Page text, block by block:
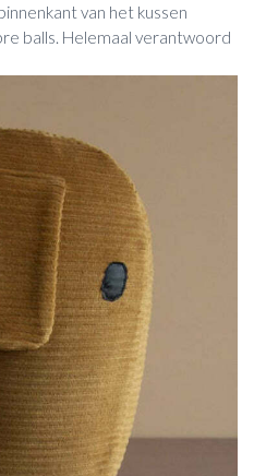
van het kussen
balls. Helemaal verantwoord